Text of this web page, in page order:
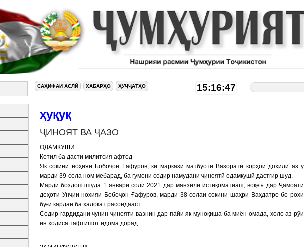
САҲИФАИ АСЛӢ ХАБАРҲО ҲУҶҶАТҲО 15:16:48
ҳуқуқ
ҶИНОЯТ ВА ҶАЗО
ОДАМКУШӢ
Қотил ба дасти милитсия афтод
Як сокини ноҳияи Бобоҷон Ғафуров, ки маркази матбуоти Вазорати корҳои дохилӣ аз ӯ
марди 39-сола ном мебарад, ба гумони содир намудани ҷиноятӣ одамкушӣ дастгир шуд.
Марди боздоштшуда 1 январи соли 2021 дар манзили истиқоматиаш, воқеъ дар Ҷамоати
деҳоти Унҷии ноҳияи Бобоҷон Ғафуров, марди 38-солаи сокини шаҳри Ваҳдатро бо роҳи
буғӣ кардан ба ҳалокат расондааст.
Содир гардидани чунин ҷинояти вазнин дар пайи як муноқиша ба миён омада, ҳоло аз рӯи
ин ҳодиса тафтишот идома дорад.